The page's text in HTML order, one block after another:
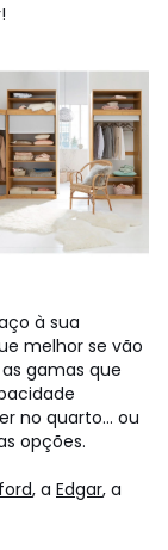
à sua
melhor se vão
gamas que
no quarto... ou
opções.
, a Edgar, a